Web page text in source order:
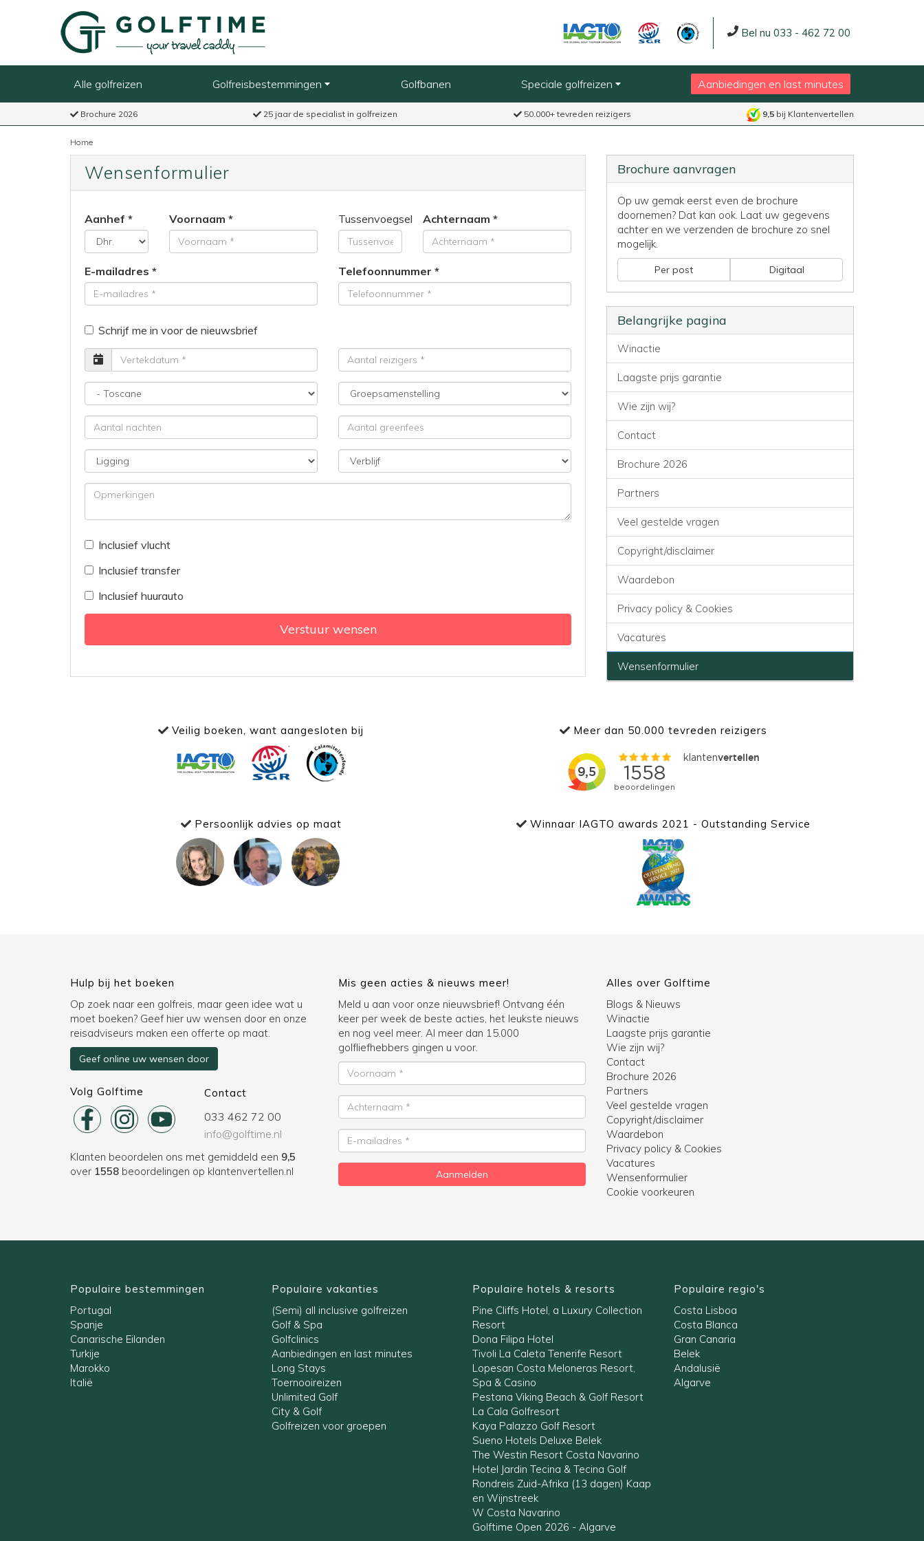
Bel nu 033 - 462 72 00
Alle golfreizen Golfreisbestemmingen Golfbanen Speciale golfreizen Aanbiedingen en last minutes
Brochure 2026 25 jaar de specialist in golfreizen 50.000+ tevreden reizigers 9,5bij Klantenvertellen
Home
Wensenformulier
Aanhef Voornaam Tussenvoegsel Achternaam
E-mailadres Telefoonnummer
Schrijf me in voor de nieuwsbrief
Vertrekdatum
Aantal
reizigers
Bestemming
Groepsamenstelling
Aantal
nachten
Aantal
greenfees
Ligging
Verblijf
Opmerkingen
Inclusief vlucht
Inclusief transfer
Inclusief huurauto
Verstuur wensen
Brochure aanvragen
Op uw gemak eerst even de brochure
doornemen? Dat kan ook. Laat uw gegevens
achter en we verzenden de brochure zo snel
mogelijk.
Per post Digitaal
Belangrijke pagina
Winactie
Laagste prijs garantie
Wie zijn wij?
Contact
Brochure 2026
Partners
Veel gestelde vragen
Copyright/disclaimer
Waardebon
Privacy policy & Cookies
Vacatures
Wensenformulier
Veilig boeken, want aangesloten bij Meer dan 50.000 tevreden reizigers
Persoonlijk advies op maat Winnaar IAGTO awards 2021 - Outstanding Service
Hulp bij het boeken
Op zoek naar een golfreis, maar geen idee wat u
moet boeken? Geef hier uw wensen door en onze
reisadviseurs maken een offerte op maat.
Geef online uw wensen door
Volg Golftime Contact
033 462 72 00
info@golftime.nl
Klanten beoordelen ons met gemiddeld een 9,5
over 1558 beoordelingen op klantenvertellen.nl
Mis geen acties & nieuws meer!
Meld u aan voor onze nieuwsbrief! Ontvang één
keer per week de beste acties, het leukste nieuws
en nog veel meer. Al meer dan 15.000
golfliefhebbers gingen u voor.
Voornaam
Achternaam
E-
mailadres
Aanmelden
Alles over Golftime
Blogs & Nieuws
Winactie
Laagste prijs garantie
Wie zijn wij?
Contact
Brochure 2026
Partners
Veel gestelde vragen
Copyright/disclaimer
Waardebon
Privacy policy & Cookies
Vacatures
Wensenformulier
Cookie voorkeuren
Populaire bestemmingen
Portugal
Spanje
Canarische Eilanden
Turkije
Marokko
Italië
Populaire vakanties
(Semi) all inclusive golfreizen
Golf & Spa
Golfclinics
Aanbiedingen en last minutes
Long Stays
Toernooireizen
Unlimited Golf
City & Golf
Golfreizen voor groepen
Populaire hotels & resorts
Pine Cliffs Hotel, a Luxury Collection
Resort
Dona Filipa Hotel
Tivoli La Caleta Tenerife Resort
Lopesan Costa Meloneras Resort,
Spa & Casino
Pestana Viking Beach & Golf Resort
La Cala Golfresort
Kaya Palazzo Golf Resort
Sueno Hotels Deluxe Belek
The Westin Resort Costa Navarino
Hotel Jardin Tecina & Tecina Golf
Rondreis Zuid-Afrika (13 dagen) Kaap
en Wijnstreek
W Costa Navarino
Golftime Open 2026 - Algarve
Populaire regio's
Costa Lisboa
Costa Blanca
Gran Canaria
Belek
Andalusië
Algarve